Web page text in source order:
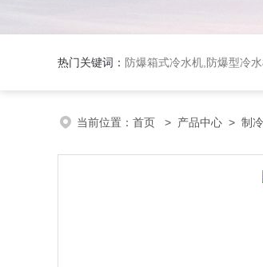
热门关键词： 防爆箱式冷水机,防爆型冷
当前位置： 首页 > 产品中心 > 制